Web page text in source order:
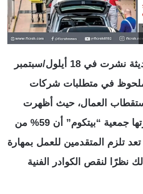
كشفت دراسة حديثة نشرت في 18 أيلول/سبتمبر
ملحوظ في متطلبات شركات
لاستقطاب العمال، حيث أظهرت
الدراسة التي أجرتها جمعية “بيتكوم” أن 59% من
تلزم المتقدمين للعمل بمهارة
نظرًا لنقص الكوادر الفنية